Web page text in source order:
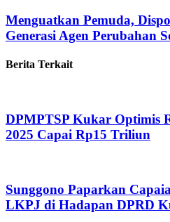
Menguatkan Pemuda,
Generasi Agen Perubahan
Berita Terkait
DPMPTSP Kukar Optimis
2025 Capai Rp15 Triliun
Sunggono Paparkan
LKPJ di Hadapan DPRD